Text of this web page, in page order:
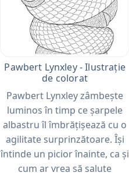
Pawbert Lynxley - Ilustrație
de colorat
Pawbert Lynxley zâmbește
luminos în timp ce șarpele
albastru îl îmbrățișează cu o
agilitate surprinzătoare. Își
întinde un picior înainte, ca și
cum ar vrea să salute